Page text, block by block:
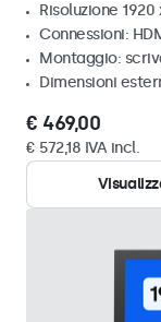
Risoluzione 1920
Connessioni:
Montaggio:
Dimensioni
€ 469,00
€ 572,18 IVA incl.